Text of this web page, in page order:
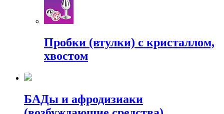
Пробки (втулки) с кристаллом,
хвостом
БАДы и афродизиаки